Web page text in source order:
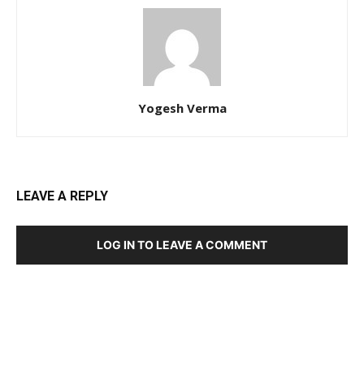
Yogesh Verma
LEAVE A REPLY
LOG IN TO LEAVE A COMMENT